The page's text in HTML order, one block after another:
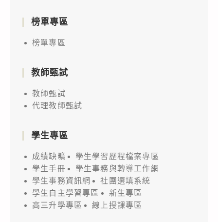
榜單專區
榜單專區
教師甄試
教師甄試
代理教師甄試
學生專區
成績缺曠
學生學習歷程檔案專區
學生手冊
學生事務與轉導工作網
學生事務資訊網
社團選填系統
學生自主學習專區
新生專區
高三升學專區
線上授課專區